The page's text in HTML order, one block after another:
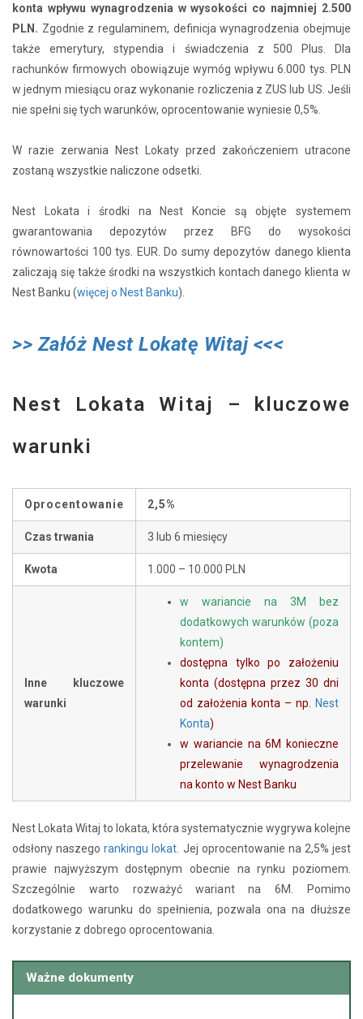
konta wpływu wynagrodzenia w wysokości co najmniej 2.500
PLN. Zgodnie z regulaminem, definicja wynagrodzenia obejmuje
także emerytury, stypendia i świadczenia z 500 Plus. Dla
rachunków firmowych obowiązuje wymóg wpływu 6.000 tys. PLN
w jednym miesiącu oraz wykonanie rozliczenia z ZUS lub US. Jeśli
nie spełni się tych warunków, oprocentowanie wyniesie 0,5%.
W razie zerwania Nest Lokaty przed zakończeniem utracone
zostaną wszystkie naliczone odsetki.
Nest Lokata i środki na Nest Koncie są objęte systemem
gwarantowania depozytów przez BFG do wysokości
równowartości 100 tys. EUR. Do sumy depozytów danego klienta
zaliczają się także środki na wszystkich kontach danego klienta w
Nest Banku (więcej o Nest Banku).
>> Załóż Nest Lokatę Witaj <<<
Nest Lokata Witaj – kluczowe
warunki
Oprocentowanie 2,5%
Czas trwania 3 lub 6 miesięcy
Kwota 1.000 – 10.000 PLN
Inne kluczowe
warunki
w wariancie na 3M bez
dodatkowych warunków (poza
kontem)
dostępna tylko po założeniu
konta (dostępna przez 30 dni
od założenia konta – np. Nest
Konta)
w wariancie na 6M konieczne
przelewanie wynagrodzenia
na konto w Nest Banku
Nest Lokata Witaj to lokata, która systematycznie wygrywa kolejne
odsłony naszegorankingu lokat . Jej oprocentowanie na 2,5% jest
prawie najwyższym dostępnym obecnie na rynku poziomem.
Szczególnie warto rozważyć wariant na 6M. Pomimo
dodatkowego warunku do spełnienia, pozwala ona na dłuższe
korzystanie z dobrego oprocentowania.
Ważne dokumenty